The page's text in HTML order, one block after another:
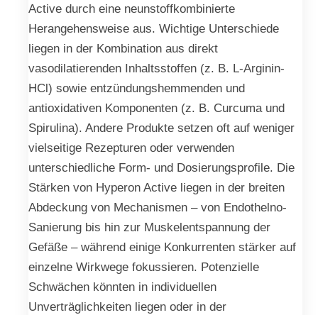
Active durch eine neunstoffkombinierte
Herangehensweise aus. Wichtige Unterschiede
liegen in der Kombination aus direkt
vasodilatierenden Inhaltsstoffen (z. B. L-Arginin-
HCl) sowie entzündungshemmenden und
antioxidativen Komponenten (z. B. Curcuma und
Spirulina). Andere Produkte setzen oft auf weniger
vielseitige Rezepturen oder verwenden
unterschiedliche Form- und Dosierungsprofile. Die
Stärken von Hyperon Active liegen in der breiten
Abdeckung von Mechanismen – von Endothelno-
Sanierung bis hin zur Muskelentspannung der
Gefäße – während einige Konkurrenten stärker auf
einzelne Wirkwege fokussieren. Potenzielle
Schwächen könnten in individuellen
Unverträglichkeiten liegen oder in der